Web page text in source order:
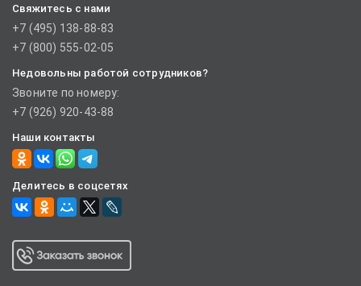
Свяжитесь с нами
+7 (495) 138-88-83
+7 (800) 555-02-05
Недовольны работой сотрудников?
Звоните по номеру:
+7 (926) 920-43-88
Наши контакты
Делитесь в соцсетях